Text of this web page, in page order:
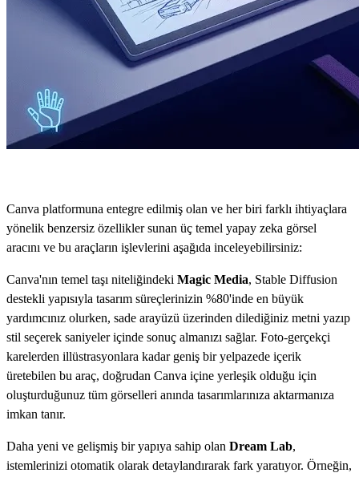
Canva platformuna entegre edilmiş olan ve her biri farklı ihtiyaçlara
yönelik benzersiz özellikler sunan üç temel yapay zeka görsel
aracını ve bu araçların işlevlerini aşağıda inceleyebilirsiniz:
Canva'nın temel taşı niteliğindeki Magic Media, Stable Diffusion
destekli yapısıyla tasarım süreçlerinizin %80'inde en büyük
yardımcınız olurken, sade arayüzü üzerinden dilediğiniz metni yazıp
stil seçerek saniyeler içinde sonuç almanızı sağlar. Foto-gerçekçi
karelerden illüstrasyonlara kadar geniş bir yelpazede içerik
üretebilen bu araç, doğrudan Canva içine yerleşik olduğu için
oluşturduğunuz tüm görselleri anında tasarımlarınıza aktarmanıza
imkan tanır.
Daha yeni ve gelişmiş bir yapıya sahip olan Dream Lab,
istemlerinizi otomatik olarak detaylandırarak fark yaratıyor. Örneğin,